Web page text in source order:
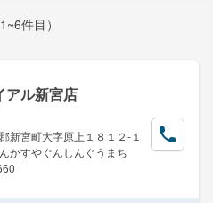
1~6件目）
アル新宮店
新宮町大字原上１８１２-１
かすやぐんしんぐうまち